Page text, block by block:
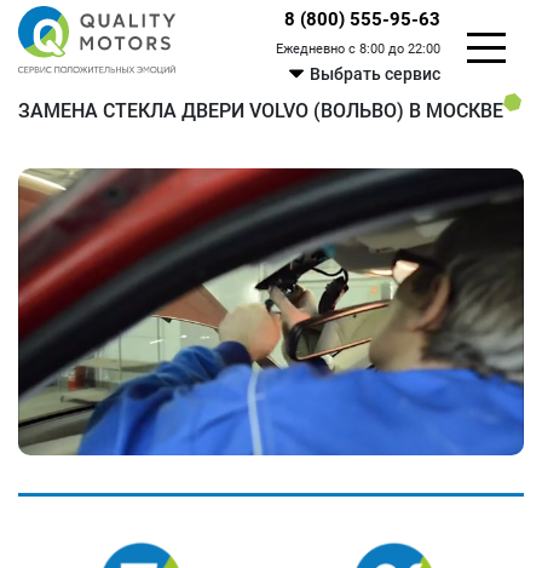
8 (800) 555-95-63
Ежедневно с 8:00 до 22:00
Выбрать сервис
ЗАМЕНА СТЕКЛА ДВЕРИ VOLVO (ВОЛЬВО) В МОСКВЕ